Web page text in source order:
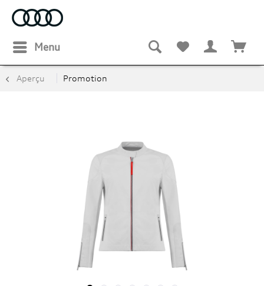
Menu
Aperçu Promotion